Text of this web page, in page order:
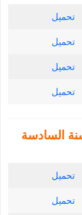
تحميل
تحميل
تحميل
تحميل
السادسة
تحميل
تحميل